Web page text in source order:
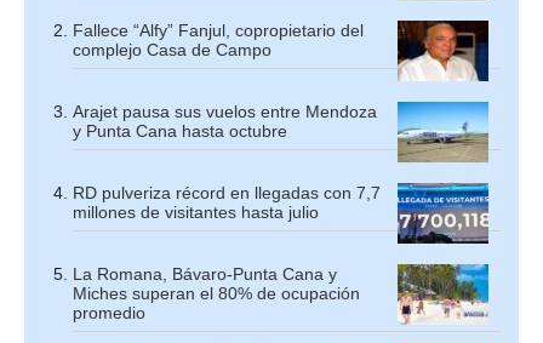
Fallece “Alfy” Fanjul, copropietario del
complejo Casa de Campo
Arajet pausa sus vuelos entre Mendoza
y Punta Cana hasta octubre
RD pulveriza récord en llegadas con 7,7
millones de visitantes hasta julio
La Romana, Bávaro-Punta Cana y
Miches superan el 80% de ocupación
promedio